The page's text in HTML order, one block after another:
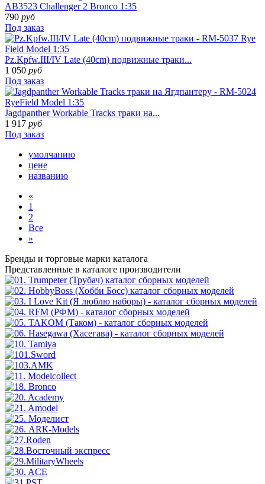
AB3523 Challenger 2 Bronco 1:35
790 руб
Под заказ
Pz.Kpfw.III/IV Late (40cm) подвижные траки...
1 050 руб
Под заказ
Jagdpanther Workable Tracks траки на...
1 917 руб
Под заказ
умолчанию
цене
названию
«
1
2
Все
»
Бренды и торговые марки каталога
Представленные в каталоге производители